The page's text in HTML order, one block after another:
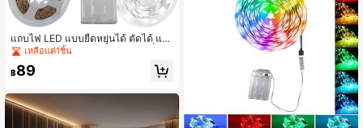
แถบไฟ LED แบบยืดหยุ่นได้ ตัดได้ แสง
วอร์มไวท์ ใช้พลังงานจากแบตเตอรี่ อเน
กประสงค์ เหมาะสำหรับกล่องของขวัญ
ตู้เสื้อผ้า และตู้ (ไม่รวมแบตเตอรี่)
เหลือแค่1ชิ้น
฿89